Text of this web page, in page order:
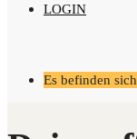
LOGIN
Es befinden